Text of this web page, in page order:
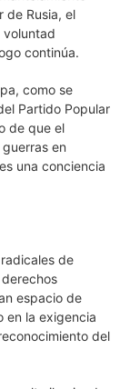
de Rusia, el
voluntad
continúa.
como se
Partido Popular
de que el
en
una conciencia
de
espacio de
en la exigencia
del